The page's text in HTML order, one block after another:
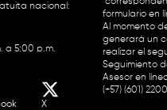
nacional:
a 5:00 p.m.
X
formulario en
Al momento
generará un
realizar el
Seguimiento
Asesor en
(+57) (601)